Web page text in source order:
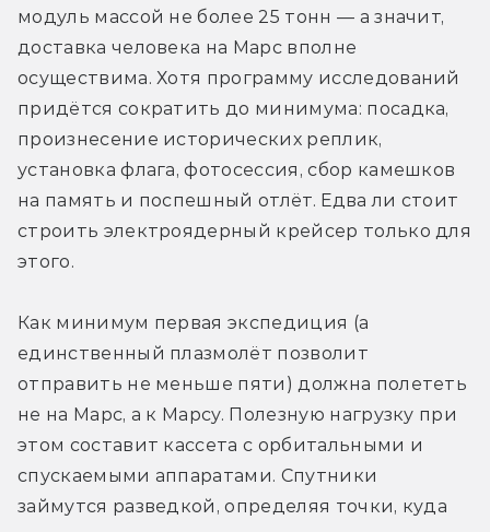
модуль массой не более 25 тонн — а значит,
доставка человека на Марс вполне
осуществима. Хотя программу исследований
придётся сократить до минимума: посадка,
произнесение исторических реплик,
установка флага, фотосессия, сбор камешков
на память и поспешный отлёт. Едва ли стоит
строить электроядерный крейсер только для
этого.
Как минимум первая экспедиция (а
единственный плазмолёт позволит
отправить не меньше пяти) должна полететь
не на Марс, а к Марсу. Полезную нагрузку при
этом составит кассета с орбитальными и
спускаемыми аппаратами. Спутники
займутся разведкой, определяя точки, куда